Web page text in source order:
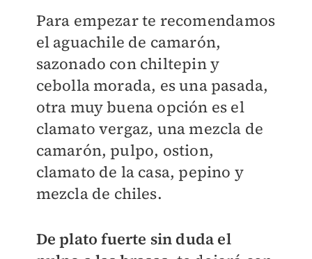
Para empezar te recomendamos
el aguachile de camarón,
sazonado con chiltepin y
cebolla morada, es una pasada,
otra muy buena opción es el
clamato vergaz, una mezcla de
camarón, pulpo, ostion,
clamato de la casa, pepino y
mezcla de chiles.
De plato fuerte sin duda el